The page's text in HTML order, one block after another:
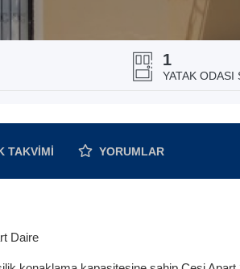
1
YATAK ODASI
TAKVIMI YORUMLAR
Daire